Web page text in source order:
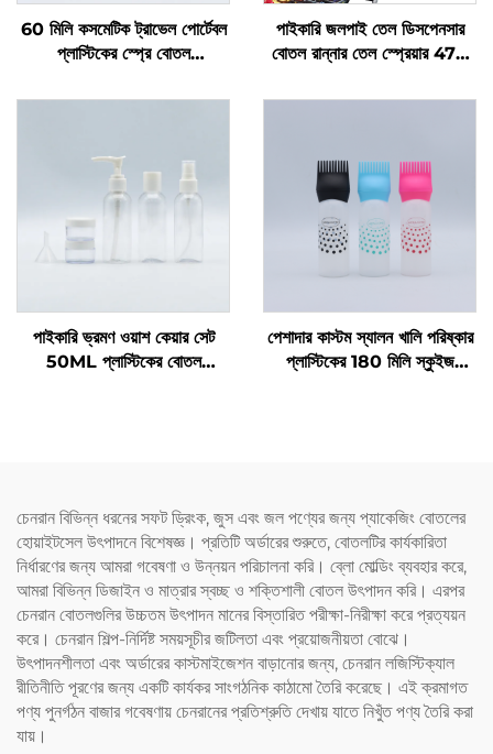
60 মিলি কসমেটিক ট্রাভেল পোর্টেবল
প্লাস্টিকের স্প্রে বোতল
প্যাকিংয়ের জন্য কাস্টম লোগো প্রিন্টিং
পাইকারি জলপাই তেল ডিসপেনসার
বোতল রান্নার তেল স্প্রেয়ার 470
মানসম্পন্ন নজেলসহ বারবিকিউয়ের
পাইকারি ভ্রমণ ওয়াশ কেয়ার সেট
50ML প্লাস্টিকের বোতল
পেশাদার কাস্টম স্যালন খালি পরিষ্কার
প্লাস্টিকের 180 মিলি স্কুইজ
চেনরান বিভিন্ন ধরনের সফট ড্রিংক, জুস এবং জল পণ্যের জন্য প্যাকেজিং বোতলের
হোয়াইটসেল উৎপাদনে বিশেষজ্ঞ। প্রতিটি অর্ডারের শুরুতে, বোতলটির কার্যকারিতা
নির্ধারণের জন্য আমরা গবেষণা ও উন্নয়ন পরিচালনা করি। ব্লো মোল্ডিং ব্যবহার করে,
আমরা বিভিন্ন ডিজাইন ও মাত্রার স্বচ্ছ ও শক্তিশালী বোতল উৎপাদন করি। এরপর
চেনরান বোতলগুলির উচ্চতম উৎপাদন মানের বিস্তারিত পরীক্ষা-নিরীক্ষা করে প্রত্যয়ন
করে। চেনরান শিল্প-নির্দিষ্ট সময়সূচীর জটিলতা এবং প্রয়োজনীয়তা বোঝে।
উৎপাদনশীলতা এবং অর্ডারের কাস্টমাইজেশন বাড়ানোর জন্য, চেনরান লজিস্টিক্যাল
রীতিনীতি পূরণের জন্য একটি কার্যকর সাংগঠনিক কাঠামো তৈরি করেছে। এই ক্রমাগত
পণ্য পুনর্গঠন বাজার গবেষণায় চেনরানের প্রতিশ্রুতি দেখায় যাতে নিখুঁত পণ্য তৈরি করা
যায়।